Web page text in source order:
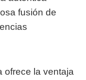
fusión de
ofrece la ventaja